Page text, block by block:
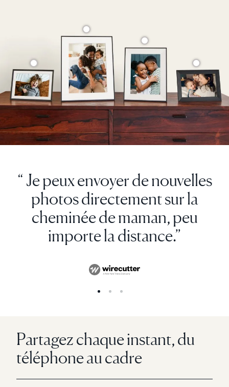
“ Je peux envoyer de nouvelles
photos directement sur la
cheminée de maman, peu
importe la distance.”
Partagez chaque instant, du
téléphone au cadre